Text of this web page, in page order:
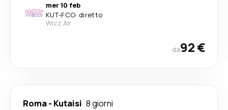
mer 10 feb
KUT-FCO· diretto
Wizz Air
da92 €
Roma- Kutaisi 8 giorni